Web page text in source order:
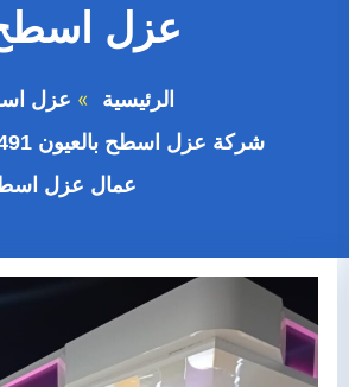
عزل
الرئيسية
عزل
عمال عزل